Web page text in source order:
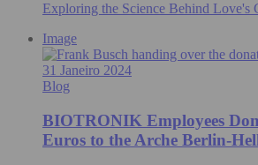
Exploring the Science Behind Love's
Image
31 Janeiro 2024
Blog
BIOTRONIK Employees
Euros to the Arche Berlin-